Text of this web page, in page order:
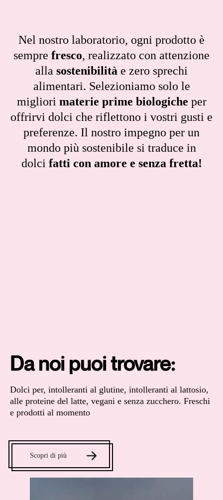
Nel nostro laboratorio, ogni prodotto è
sempre fresco, realizzato con attenzione
alla sostenibilità e zero sprechi
alimentari. Selezioniamo solo le
migliori materie prime biologiche per
offrirvi dolci che riflettono i vostri gusti e
preferenze. Il nostro impegno per un
mondo più sostenibile si traduce in
dolci fatti con amore e senza fretta!
Da noi puoi trovare:
Dolci per, intolleranti al glutine, intolleranti al lattosio,
alle proteine del latte, vegani e senza zucchero. Freschi
e prodotti al momento
Scopri di più